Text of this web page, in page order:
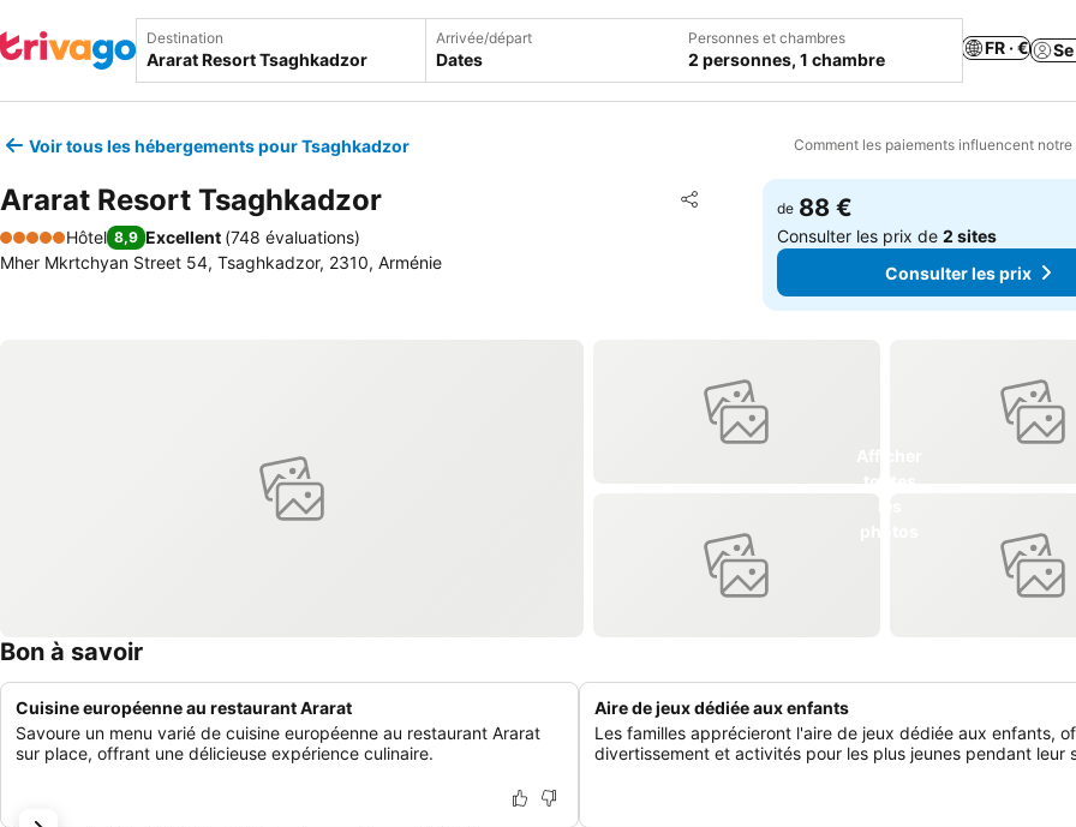
Destination Arrivée/départ
Dates
Personnes et chambres
2 personnes, 1 chambre
FR · €
Voir tous les hébergements pour Tsaghkadzor Comment les paiements influencent
Ararat Resort Tsaghkadzor Partager
Ajouter à mes favoris
5 Étoiles
Hôtel 8,9 Excellent (748 évaluations)
Mher Mkrtchyan Street 54, Tsaghkadzor, 2310, Arménie
de 88 €
Consulter les prix de2 sites
Consulter les prix
Bon à savoir
Cuisine européenne au restaurant Ararat
Savoure un menu varié de cuisine européenne au restaurant Ararat
sur place, offrant une délicieuse expérience culinaire.
Aire de jeux dédiée aux enfants
Les familles apprécieront l'aire de jeux dédiée aux enfants,
divertissement et activités pour les plus jeunes pendant leur